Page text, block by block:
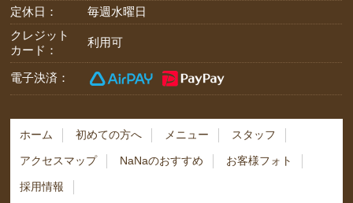
定休日：
毎週水曜日
クレジット
カード：
利用可
電子決済：
ホーム 初めての方へ メニュー スタッフ
アクセスマップ NaNaのおすすめ お客様フォト
採用情報